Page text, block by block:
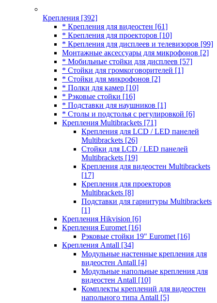
Крепления [392]
* Крепления для видеостен [61]
* Крепления для проекторов [10]
* Крепления для дисплеев и телевизоров [99]
Монтажные аксессуары для микрофонов [2]
* Мобильные стойки для дисплеев [57]
* Стойки для громкоговорителей [1]
* Стойки для микрофонов [2]
* Полки для камер [10]
* Рэковые стойки [16]
* Подставки для наушников [1]
* Столы и подстолья с регулировкой [6]
Крепления Multibrackets [71]
Крепления для LCD / LED панелей
Multibrackets [26]
Стойки для LCD / LED панелей
Multibrackets [19]
Крепления для видеостен Multibrackets
[17]
Крепления для проекторов
Multibrackets [8]
Подставки для гарнитуры Multibrackets
[1]
Крепления Hikvision [6]
Крепления Euromet [16]
Рэковые стойки 19" Euromet [16]
Крепления Antall [34]
Модульные настенные крепления для
видеостен Antall [4]
Модульные напольные крепления для
видеостен Antall [10]
Комплекты креплений для видеостен
напольного типа Antall [5]